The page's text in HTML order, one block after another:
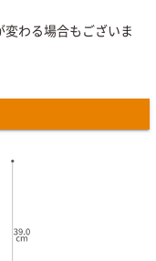
わる場合もございま